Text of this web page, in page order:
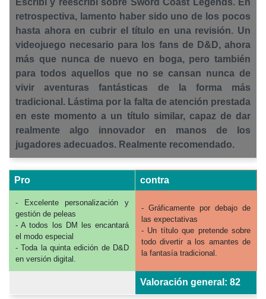
Escribí y reescribí sobre Sword Coast Legends. En
retrospectiva, lamento haber sido uno de los pocos
hasta ahora en cubrir el título en una revisión. Un
videojuego necesario para los fans de D&D, ahora
más que nunca de nuevo en boga, pero también
para todos aquellos que no se cansan nunca de
vivir aventuras fantásticas de la forma más
tradicional. Lástima por la falta de atención prestada
en este momento a un título similar, capaz de dar
realmente algo innovador en manos de los
jugadores adecuados. Realmente recomendado.
Pro contra
- Excelente personalización y
gestión de peleas
- A todos los DM les encantará
el modo especial
- Toda la quinta edición de D&D
en versión digital.
- Gráficamente por debajo de
las expectativas
- Un título que pretende sobre
todo divertir a los amantes de
la fantasía tradicional.
Valoración general: 82